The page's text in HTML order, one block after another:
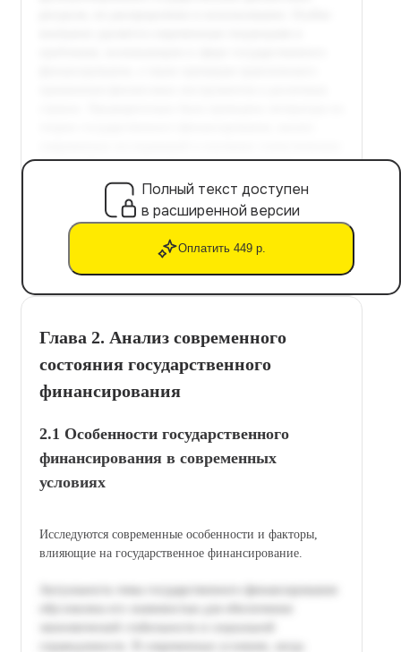
Полный текст доступен
в расширенной версии
Оплатить 449 р.
Глава 2. Анализ современного
состояния государственного
финансирования
2.1 Особенности государственного
финансирования в современных
условиях
Исследуются современные особенности и факторы,
влияющие на государственное финансирование.